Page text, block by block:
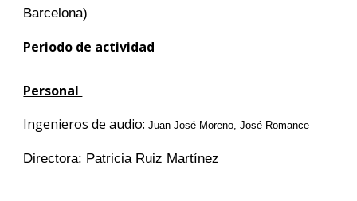
Barcelona)
Periodo de actividad
Personal
Ingenieros de audio:Juan José Moreno, José Romance
Directora: Patricia Ruiz Martínez